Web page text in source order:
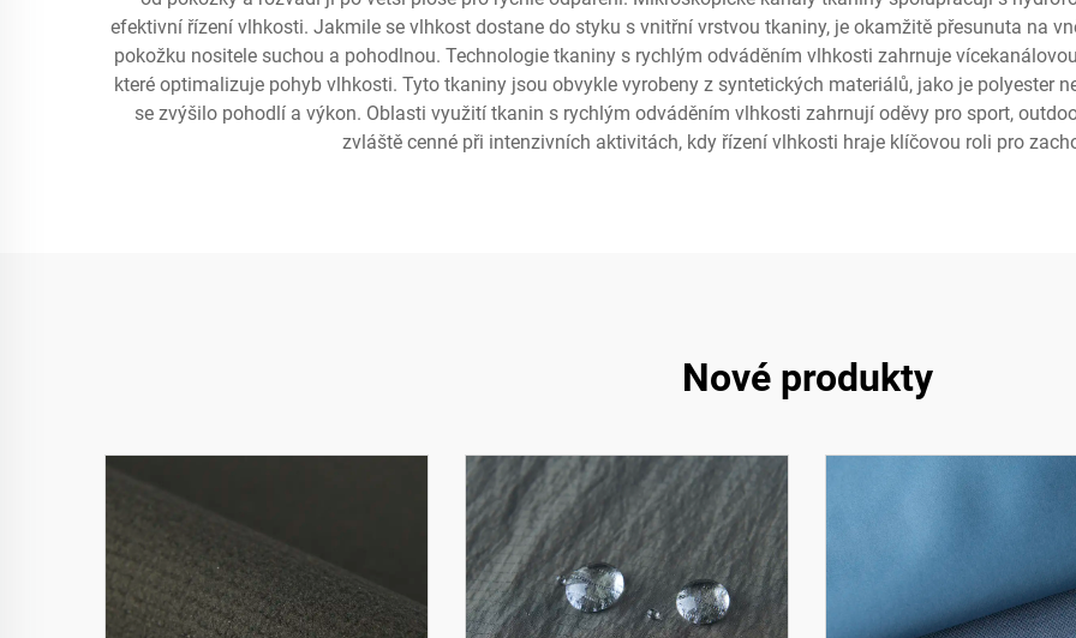
efektivní řízení vlhkosti. Jakmile se vlhkost dostane do styku s vnitřní vrstvou tkaniny, je okamžitě přesunuta na
pokožku nositele suchou a pohodlnou. Technologie tkaniny s rychlým odváděním vlhkosti zahrnuje
které optimalizuje pohyb vlhkosti. Tyto tkaniny jsou obvykle vyrobeny z syntetických materiálů, jako je polyester
se zvýšilo pohodlí a výkon. Oblasti využití tkanin s rychlým odváděním vlhkosti zahrnují oděvy pro sport,
zvláště cenné při intenzivních aktivitách, kdy řízení vlhkosti hraje klíčovou roli pro
Nové produkty